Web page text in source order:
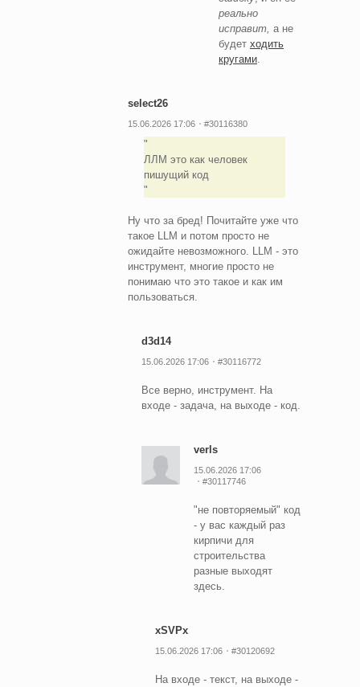
реально
исправит, а не
будет ходить
кругами
select26
15.06.2026 17:06 #30116380
ЛЛМ это как человек
пишущий код
Ну что за бред! Почитайте уже что
такое LLM и потом просто не
ожидайте невозможного. LLM - это
инструмент, многие просто не
понимаю что это такое и как им
пользоваться.
d3d14
15.06.2026 17:06 #30116772
Все верно, инструмент. На
входе - задача, на выходе - код.
verls
15.06.2026 17:06
#30117746
"не повторяемый" код
- у вас каждый раз
кирпичи для
строительства
разные выходят
здесь.
xSVPx
15.06.2026 17:06 #30120692
На входе - текст, на выходе -